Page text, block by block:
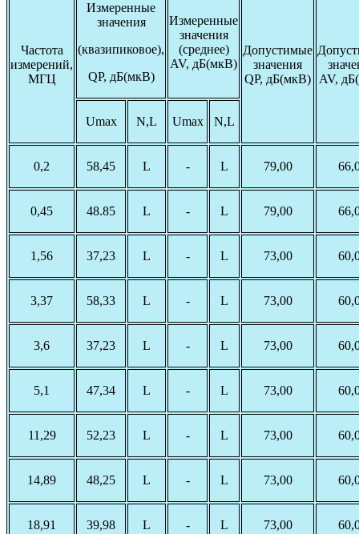
Частота
измерений,
МГЦ
Измеренные
значения
(квазипиковое),
QP, дБ(мкВ)
Измеренные
значения
(среднее)
AV, дБ(мкВ)
Допустимые
значения
QP, дБ(мкВ)
AV,
Umax N,L Umax N,L
0,2 58,45 L - L 79,00
0,45 48.85 L - L 79,00
1,56 37,23 L - L 73,00
3,37 58,33 L - L 73,00
3,6 37,23 L - L 73,00
5,1 47,34 L - L 73,00
11,29 52,23 L - L 73,00
14,89 48,25 L - L 73,00
18,91 39,98 L - L 73,00